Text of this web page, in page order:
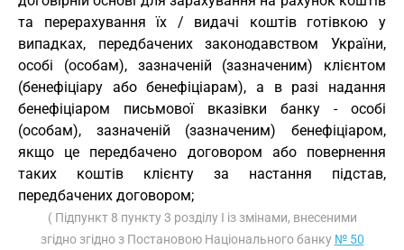
та перерахування їх / видачі коштів готівкою у
випадках, передбачених законодавством України,
особі (особам), зазначеній (зазначеним) клієнтом
(бенефіціару або бенефіціарам), а в разі надання
бенефіціаром письмової вказівки банку - особі
(особам), зазначеній (зазначеним) бенефіціаром,
якщо це передбачено договором або повернення
таких коштів клієнту за настання підстав,
передбачених договором;
( Підпункт 8 пункту 3 розділу I із змінами, внесеними
згідно згідно з Постановою Національного банку № 50